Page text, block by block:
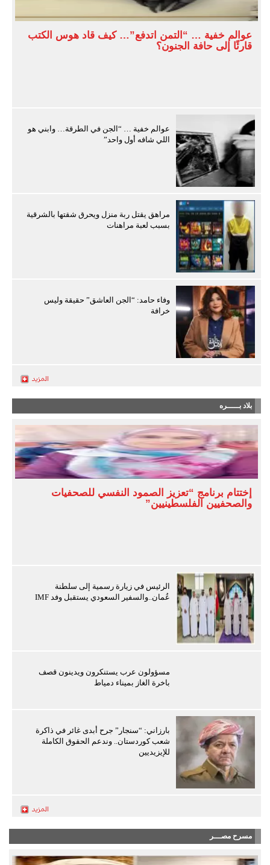
عوالم خفية … “التمن اتدفع”… كيف قاد هوس الكتب
قارئًا إلى حافة الجنون؟
عوالم خفية … “الجن في الطرقة… وابني هو
اللي شافه أول واحد”
مراهق يقتل ربة منزل ويحرق شقتها بالشرقية
بسبب لعبة مراهنات
وفاء حامد: “الجن العاشق” حقيقة وليس
خرافة
بلاد بـــــره
إختتام برنامج “تعزيز الصمود النفسي للصحفيات
والصحفيين الفلسطينيين”
الرئيس في زيارة رسمية إلى سلطنة
عُمان..والسفير السعودي يستقبل وفد IMF
مسؤولون عرب يستنكرون ويدينون قصف
باخرة الغاز بميناء دمياط
بارزاني: “سنجار” جرح أبدى غائر في ذاكرة
شعب كوردستان.. وندعم الحقوق الكاملة
للإيزيديين
مسرح مصـــر